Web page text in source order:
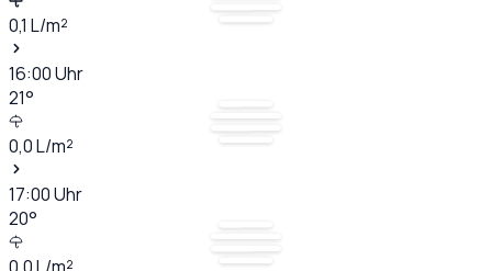
0,1 L/m²
16:00Uhr
21°
0,0L/m²
17:00Uhr
20°